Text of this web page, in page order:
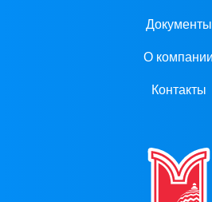
Документы
О компании
Контакты